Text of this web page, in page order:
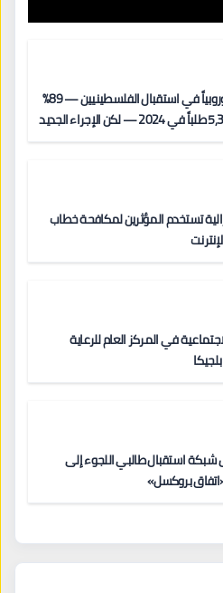
بلجيكا: الأولى أوروبياً في استقبال الفلسطينيين — 89%
قبول لغزة و5,332 طلباً في 2024 — لكن الإجراء الجديد
تستخدم المؤثرين لمكافحة خطاب
في المركز العام للرعاية
استقبال طالبي اللجوء إلى
بروكسل»